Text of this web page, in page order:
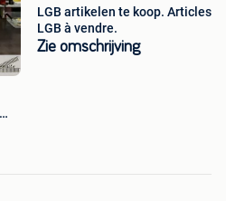
LGB artikelen te koop. Articles
LGB à vendre.
Zie omschrijving